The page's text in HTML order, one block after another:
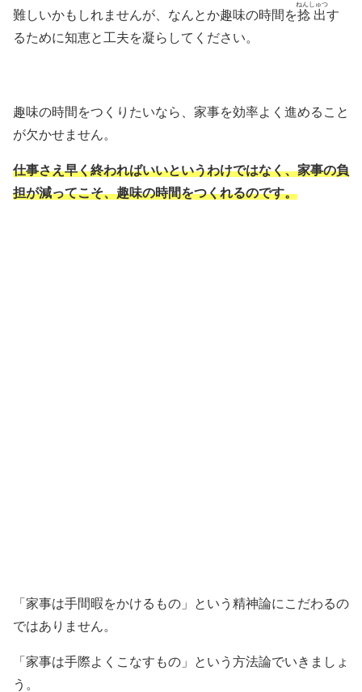
難しいかもしれませんが、なんとか趣味の時間を捻出
ねんしゅつ
す
るために知恵と工夫を凝らしてください。
趣味の時間をつくりたいなら、家事を効率よく進めること
が欠かせません。
仕事さえ早く終わればいいというわけではなく、家事の負
担が減ってこそ、趣味の時間をつくれるのです。
「家事は手間暇をかけるもの」という精神論にこだわるの
ではありません。
「家事は手際よくこなすもの」という方法論でいきましょ
う。